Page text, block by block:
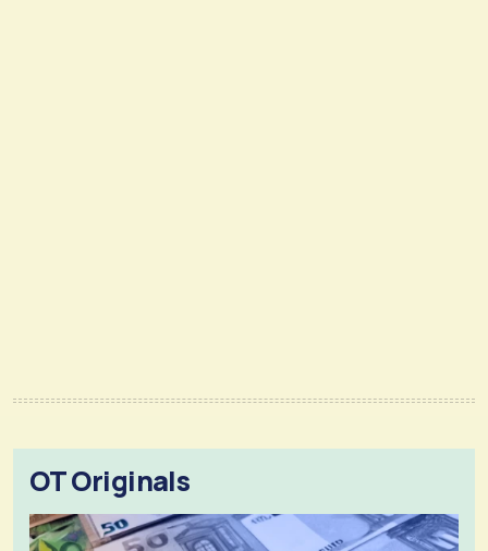
OT Originals